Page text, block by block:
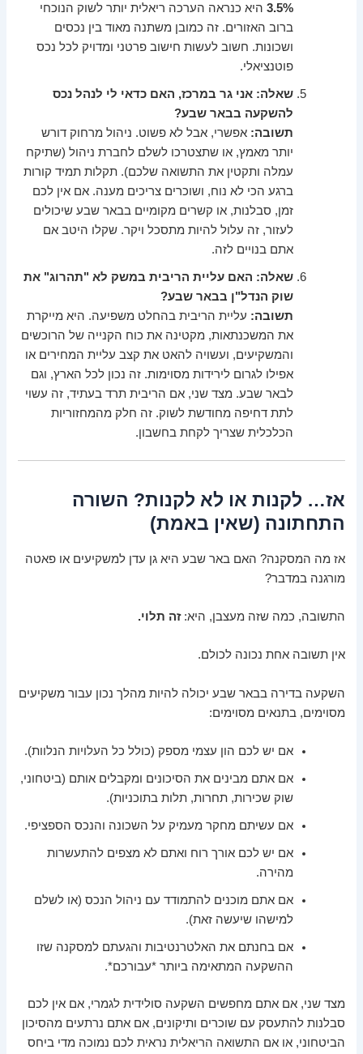
3.5% היא כנראה הערכה ריאלית יותר לשוק הנוכחי
ברוב האזורים. זה כמובן משתנה מאוד בין נכסים
ושכונות. חשוב לעשות חישוב פרטני ומדויק לכל נכס
פוטנציאלי.
שאלה: אני גר במרכז, האם כדאי לי לנהל נכס
להשקעה בבאר שבע?
תשובה: אפשרי, אבל לא פשוט. ניהול מרחוק דורש
יותר מאמץ, או שתצטרכו לשלם לחברת ניהול (שתיקח
עמלה ותקטין את התשואה שלכם). תקלות תמיד קורות
ברגע הכי לא נוח, ושוכרים צריכים מענה. אם אין לכם
זמן, סבלנות, או קשרים מקומיים בבאר שבע שיכולים
לעזור, זה עלול להיות מתסכל ויקר. שקלו היטב אם
אתם בנויים לזה.
שאלה: האם עליית הריבית במשק לא "תהרוג" את
שוק הנדל"ן בבאר שבע?
תשובה: עליית הריבית בהחלט משפיעה. היא מייקרת
את המשכנתאות, מקטינה את כוח הקנייה של הרוכשים
והמשקיעים, ועשויה להאט את קצב עליית המחירים או
אפילו לגרום לירידות מסוימות. זה נכון לכל הארץ, וגם
לבאר שבע. מצד שני, אם הריבית תרד בעתיד, זה עשוי
לתת דחיפה מחודשת לשוק. זה חלק מהמחזוריות
הכלכלית שצריך לקחת בחשבון.
אז… לקנות או לא לקנות? השורה
התחתונה (שאין באמת)
אז מה המסקנה? האם באר שבע היא גן עדן למשקיעים או פאטה
מורגנה במדבר?
התשובה, כמה שזה מעצבן, היא:זה תלוי.
אין תשובה אחת נכונה לכולם.
השקעה בדירה בבאר שבע יכולה להיות מהלך נכון עבור משקיעים
מסוימים, בתנאים מסוימים:
אם יש לכם הון עצמי מספק (כולל כל העלויות הנלוות).
אם אתם מבינים את הסיכונים ומקבלים אותם (ביטחוני,
שוק שכירות, תחרות, תלות בתוכניות).
אם עשיתם מחקר מעמיק על השכונה והנכס הספציפי.
אם יש לכם אורך רוח ואתם לא מצפים להתעשרות
מהירה.
אם אתם מוכנים להתמודד עם ניהול הנכס (או לשלם
למישהו שיעשה זאת).
אם בחנתם את האלטרנטיבות והגעתם למסקנה שזו
ההשקעה המתאימה ביותר *עבורכם*.
מצד שני, אם אתם מחפשים השקעה סולידית לגמרי, אם אין לכם
סבלנות להתעסק עם שוכרים ותיקונים, אם אתם נרתעים מהסיכון
הביטחוני, או אם התשואה הריאלית נראית לכם נמוכה מדי ביחס